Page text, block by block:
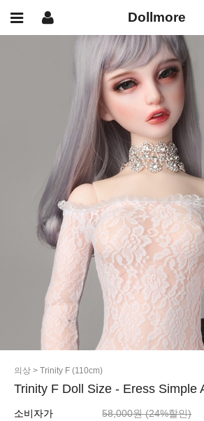
Dollmore
의상 > Trinity F (110cm)
Trinity F Doll Size - Eress Simple
소비자가 58,000원 (24%할인)